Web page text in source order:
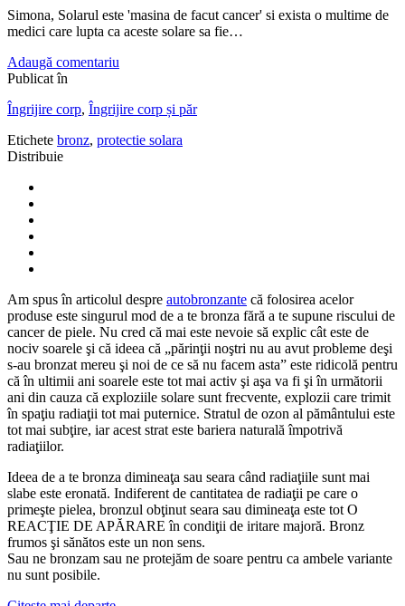
Simona, Solarul este 'masina de facut cancer' si exista o multime de
medici care lupta ca aceste solare sa fie…
Adaugă comentariu
Publicat în
Îngrijire corp, Îngrijire corp și păr
Etichete bronz, protectie solara
Distribuie
Am spus în articolul despre autobronzante că folosirea acelor
produse este singurul mod de a te bronza fără a te supune riscului de
cancer de piele. Nu cred că mai este nevoie să explic cât este de
nociv soarele şi că ideea că „părinţii noştri nu au avut probleme deşi
s-au bronzat mereu şi noi de ce să nu facem asta” este ridicolă pentru
că în ultimii ani soarele este tot mai activ şi aşa va fi şi în următorii
ani din cauza că exploziile solare sunt frecvente, explozii care trimit
în spaţiu radiaţii tot mai puternice. Stratul de ozon al pământului este
tot mai subţire, iar acest strat este bariera naturală împotrivă
radiaţiilor.
Ideea de a te bronza dimineaţa sau seara când radiaţiile sunt mai
slabe este eronată. Indiferent de cantitatea de radiaţii pe care o
primeşte pielea, bronzul obţinut seara sau dimineaţa este tot O
REACŢIE DE APĂRARE în condiţii de iritare majoră. Bronz
frumos şi sănătos este un non sens.
Sau ne bronzam sau ne protejăm de soare pentru ca ambele variante
nu sunt posibile.